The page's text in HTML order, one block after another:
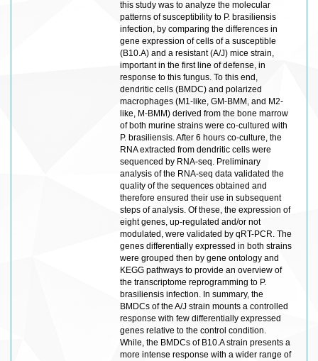
this study was to analyze the molecular
patterns of susceptibility to P. brasiliensis
infection, by comparing the differences in
gene expression of cells of a susceptible
(B10.A) and a resistant (A/J) mice strain,
important in the first line of defense, in
response to this fungus. To this end,
dendritic cells (BMDC) and polarized
macrophages (M1-like, GM-BMM, and M2-
like, M-BMM) derived from the bone marrow
of both murine strains were co-cultured with
P. brasiliensis. After 6 hours co-culture, the
RNA extracted from dendritic cells were
sequenced by RNA-seq. Preliminary
analysis of the RNA-seq data validated the
quality of the sequences obtained and
therefore ensured their use in subsequent
steps of analysis. Of these, the expression of
eight genes, up-regulated and/or not
modulated, were validated by qRT-PCR. The
genes differentially expressed in both strains
were grouped then by gene ontology and
KEGG pathways to provide an overview of
the transcriptome reprogramming to P.
brasiliensis infection. In summary, the
BMDCs of the A/J strain mounts a controlled
response with few differentially expressed
genes relative to the control condition.
While, the BMDCs of B10.A strain presents a
more intense response with a wider range of